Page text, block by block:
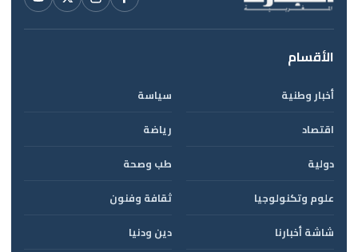
الأقسام
أخبار وطنية
سياسة
اقتصاد
رياضة
دولية
طب وصحة
علوم وتكنولوجيا
ثقافة وفنون
شاشة أخبارنا
دين ودنيا